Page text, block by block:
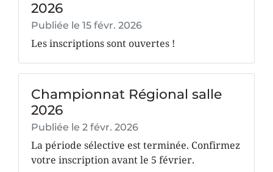
2026
Publiée le 15 févr. 2026
Les inscriptions sont ouvertes !
Championnat Régional salle
2026
Publiée le 2 févr. 2026
La période sélective est terminée. Confirmez
votre inscription avant le 5 février.